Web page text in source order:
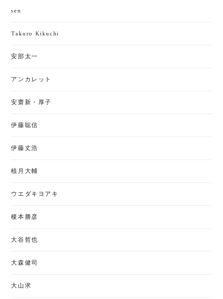
sen
Takuro Kikuchi
安部太一
アンカレット
安齋新・厚子
伊藤聡信
伊藤丈浩
植月大輔
ウエダキヨアキ
榎本勝彦
大谷哲也
大森健司
大山求